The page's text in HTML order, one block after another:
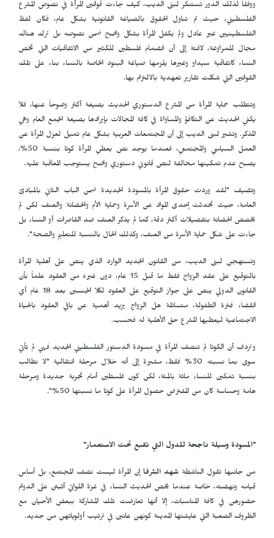
ووفقاً لذلك الدور تستنكر لبنى الديب، كيف جاءت قوانين المرأة في نصوص المشرع
الفلسطيني، حيث تم تناول الحقوق بالصياغة القانونية بشكل عام، فكان لفظ
الفلسطينيين غير عادل ولم يكفل المرأة بشكل واضح ضمن نصوصه بل ترك هناك
مجال للمراوغة، لافتة إلى أن انضمام فلسطين للكثير من الاتفاقيات التي تخص
النساء كاتفاقية سيداو وغيرها يلزمها صياغة البنود الخاصة بالنساء بناء على تلك
القوانين التي شكلت تقارير تعهدية بالالتزام بها.
وتتطلب حماية المرأة من المشرع الدستوري الحديث بصيغة أكثر وضوحاً عنها، فلا
يكفي الحديث عن التكافؤ والمساواة في كافة المجالات بإيرادها بصيغة الجمع العام وهي
المذكر. وتشير لبنى الديب إلى أن المجتمعات العربية بشكل عام تميل لعزل المرأة عن
العمل السياسي والمجتمعي، فعندما يوجد نص يعطي المرأة كوتا بنسبة 50%،
يصبح عدم تمكينها مخالفة لنص قانوني دستوري واضح يستوجب المعاقبة عليه.
وتضيف "لقد وردت حقوق المرأة بالمسودة الجديدة ضمن الباب الثاني بالمبادئ
العامة، حيث تحدثت إحدى المواد عن الأسرة وحماية الأم والحضانة والعنف لكن لم
يخصص الحضانة بتفصيلات أكثر دقة، كما لم يذكر العنف ضد القاصرات أو النساء بل
جاءت على شكل حماية الأسرة من العنف، وكذلك الحال بالنسبة للتعليم والصحة".
وتستهجن لبنى الديب، من القانون الجديد الوارد الذي ينص على أهلية المرأة
بالتوقيع على عقد الزواج فقط ما قبل 15 عام، دون غيره من العقود علماً بأن
القانون الدولي ينص على جواز التوقيع على العقود لكلا الجنسين بعد 18 عام أي
انقضاء فترة الطفولة، متسائلة هل الزواج يزيد أهمية عن باقي العقود بالحياة
الاجتماعية ليعطيها المشرع حق الأهلية له فحسب.
وتردف أن الكوتا لم تنصف المرأة في مسودة الدستور الفلسطيني الجديد فهي لم تأتي
سوى بما نسبته 30% فقط، مشيرة إلى أنه خلال مرحلة انتقالية "لا نطالب
بنسبة تمكين للنساء مائة بالمئة، لكن كون فلسطين أمام تجربة جديدة ومرحلة
هامة وحساسة كان من المفترض حصول المرأة على كوتا ما نسبتها 50%".
"المسودة وسيلة ناجحة للدول التي تقبع تحت الاستعمار"
من جانبها تقول الناشطة شهد الشرفا إن المرأة ليست نصف المجتمع، بل أساس
قيامه ونهضته، خاصة عندما يخص الحديث النساء في غزة اللواتي أثبتن على الدوام
حضورهن في كافة المناسبات، إلا أنها تعارضت تلك المشاركة ببعض الأحيان مع
الظروف الصعبة التي عايشتها المدينة كونهن عانين في ترتيب أولوياتهن من جديد.